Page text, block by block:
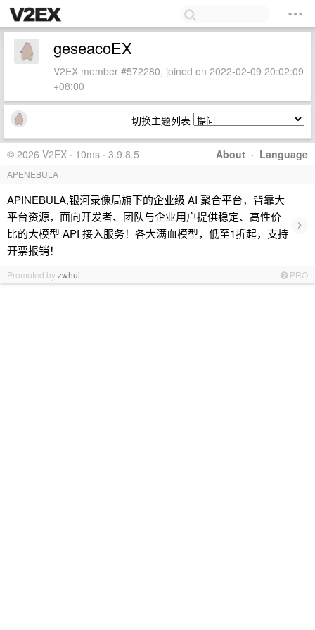
geseacoEX
V2EX member #572280, joined on 2022-02-09 20:02:09
+08:00
切换主题列表
About · Language
© 2026 V2EX · 10ms · 3.9.8.5
APENEBULA
APINEBULA,银河录像局旗下的企业级 AI 聚合平台，背靠大
平台资源，面向开发者、团队与企业用户提供稳定、高性价
比的大模型 API 接入服务！各大满血模型，低至1折起，支持
开票报销！
›
Promoted byzwhui PRO